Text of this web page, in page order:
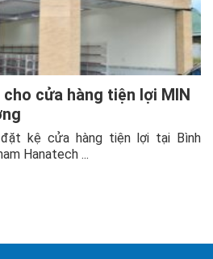
cửa hàng tiện lợi MIN
kệ cửa hàng tiện lợi tại Bình
Hanatech ...